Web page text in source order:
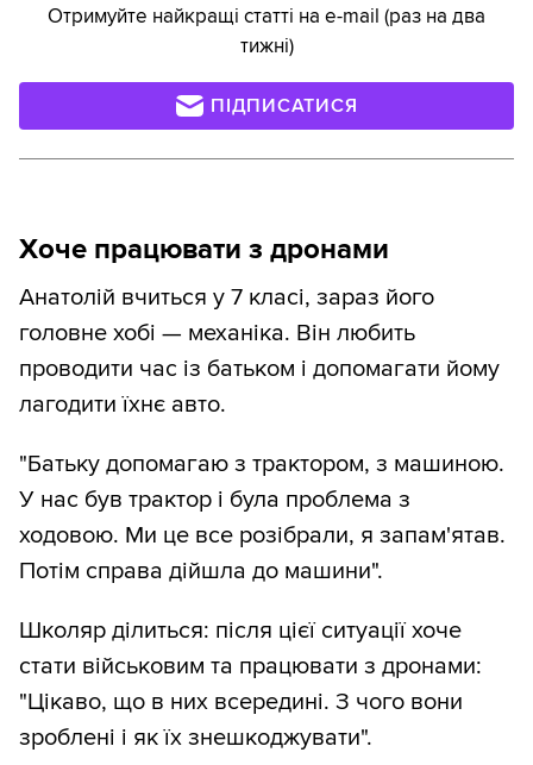
Отримуйте найкращі статті на e-mail (раз на два
тижні)
ПІДПИСАТИСЯ
Хоче працювати з дронами
Анатолій вчиться у 7 класі, зараз його
головне хобі — механіка. Він любить
проводити час із батьком і допомагати йому
лагодити їхнє авто.
"Батьку допомагаю з трактором, з машиною.
У нас був трактор і була проблема з
ходовою. Ми це все розібрали, я запам'ятав.
Потім справа дійшла до машини".
Школяр ділиться: після цієї ситуації хоче
стати військовим та працювати з дронами:
"Цікаво, що в них всередині. З чого вони
зроблені і як їх знешкоджувати".